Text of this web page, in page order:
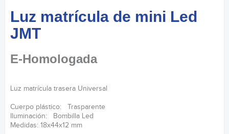
Luz matrícula de mini Led
JMT
E-Homologada
Luz matrícula trasera Universal
Cuerpo plástico: Trasparente
Iluminación: Bombilla Led
Medidas: 18x44x12 mm